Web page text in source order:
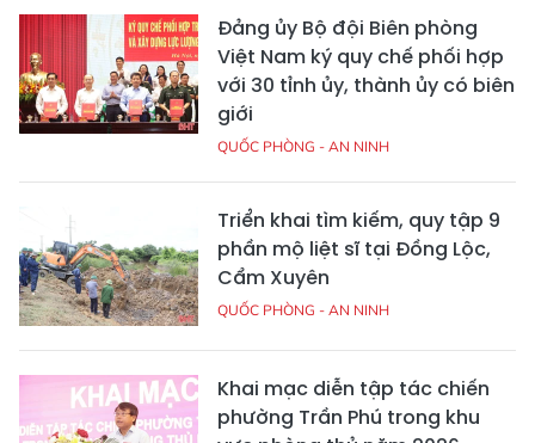
Đảng ủy Bộ đội Biên phòng
Việt Nam ký quy chế phối hợp
với 30 tỉnh ủy, thành ủy có biên
giới
QUỐC PHÒNG - AN NINH
Triển khai tìm kiếm, quy tập 9
phần mộ liệt sĩ tại Đồng Lộc,
Cẩm Xuyên
QUỐC PHÒNG - AN NINH
Khai mạc diễn tập tác chiến
phường Trần Phú trong khu